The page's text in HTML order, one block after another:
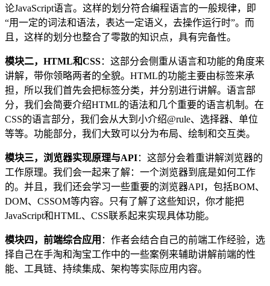
论JavaScript语言。这样的划分符合编程语言的一般规律，即
“用一定的词法和语法，表达一定语义，去操作运行时”。而
且，这样的划分也整合了零散的知识点，具有完备性。
模块二，HTML和CSS：这部分会侧重从语言和功能的角度来
讲解，带你领略两者的全貌。HTML的功能主要由标签来承
担，所以我们首先会把标签分类，并分别进行讲解。语言部
分，我们会简要介绍HTML的语法和几个重要的语言机制。在
CSS的语言部分，我们会从大到小介绍@rule、选择器、单位
等等。功能部分，我们大致可以分为布局、绘制和交互类。
模块三，浏览器实现原理与API：这部分会着重讲解浏览器的
工作原理。我们会一起来了解：一个浏览器到底是如何工作
的。并且，我们还会学习一些重要的浏览器API，包括BOM、
DOM、CSSOM等内容。只有了解了这些知识，你才能把
JavaScript和HTML、CSS联系起来实现具体功能。
模块四，前端综合应用 ：作者会结合自己的前端工作经验，选
择自己在手淘和淘宝工作中的一些案例来辅助讲解前端的性
能、工具链、持续集成、架构等实际应用内容。